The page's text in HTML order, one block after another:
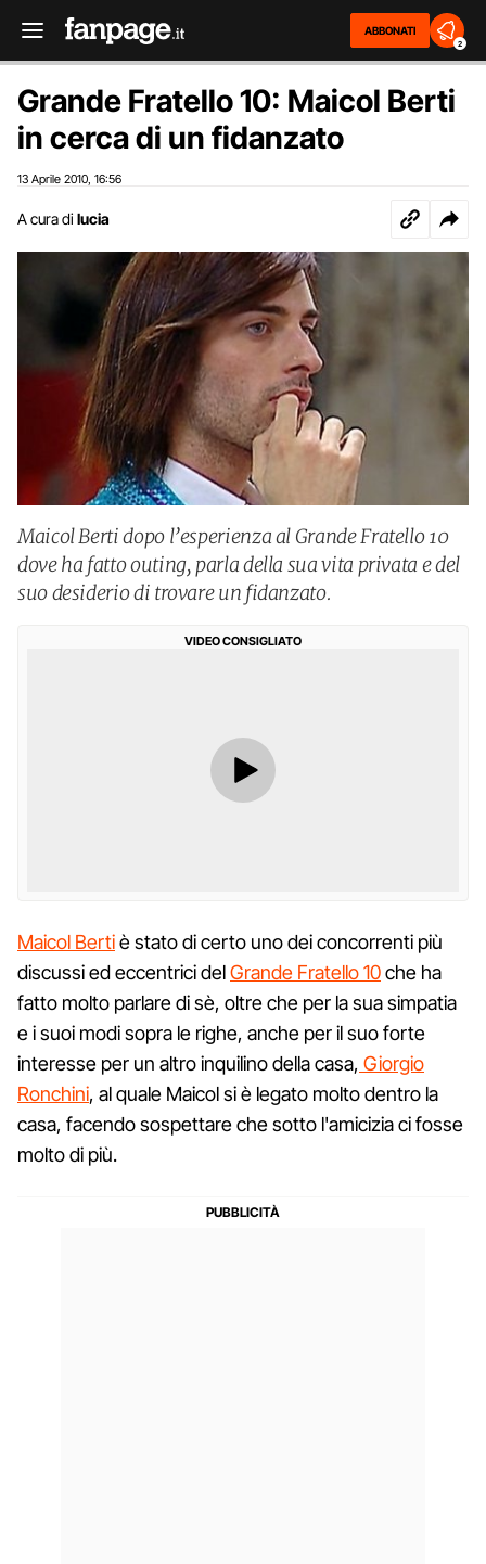
ABBONATI
2
Grande Fratello 10: Maicol Berti
in cerca di un fidanzato
13 Aprile 2010 16:56
A cura di lucia
Maicol Berti dopo l’esperienza al Grande Fratello 10
dove ha fatto outing, parla della sua vita privata e del
suo desiderio di trovare un fidanzato.
VIDEO CONSIGLIATO
Maicol Bertiè stato di certo uno dei concorrenti più
discussi ed eccentrici delGrande Fratello 10che ha
fatto molto parlare di sè, oltre che per la sua simpatia
e i suoi modi sopra le righe, anche per il suo forte
interesse per un altro inquilino della casa, Giorgio
Ronchini, al quale Maicol si è legato molto dentro la
casa, facendo sospettare che sotto l'amicizia ci fosse
molto di più.